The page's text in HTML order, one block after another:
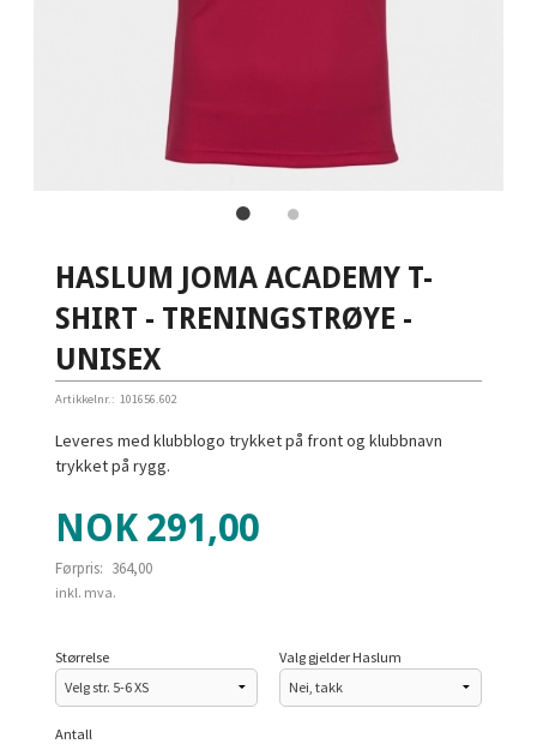
HASLUM JOMA ACADEMY T-
SHIRT - TRENINGSTRØYE -
UNISEX
Artikkelnr.: 101656.602
Leveres med klubblogo trykket på front og klubbnavn
trykket på rygg.
Tilbud
NOK 291,00
Førpris: 364,00
Rabatt
inkl. mva.
Størrelse Valg gjelder Haslum
Antall